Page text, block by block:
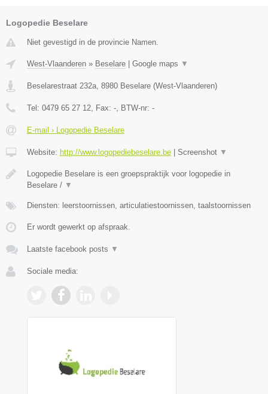
Logopedie Beselare
Niet gevestigd in de provincie Namen.
West-Vlaanderen » Beselare Google maps ▼
Beselarestraat 232a, 8980 Beselare (West-Vlaanderen)
Tel: 0479 65 27 12, Fax: -, BTW-nr: -
E-mail › Logopedie Beselare
Website: http://www.logopediebeselare.be Screenshot ▼
Logopedie Beselare is een groepspraktijk voor logopedie in
Beselare / ▼
Diensten: leerstoornissen, articulatiestoornissen, taalstoornissen
Er wordt gewerkt op afspraak.
Laatste facebook posts ▼
Sociale media: